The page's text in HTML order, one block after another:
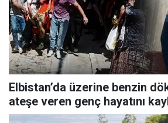
Elbistan’da üzerine benzin
ateşe veren genç hayatını